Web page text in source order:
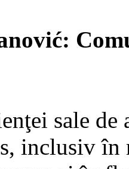
sale
inclusiv în